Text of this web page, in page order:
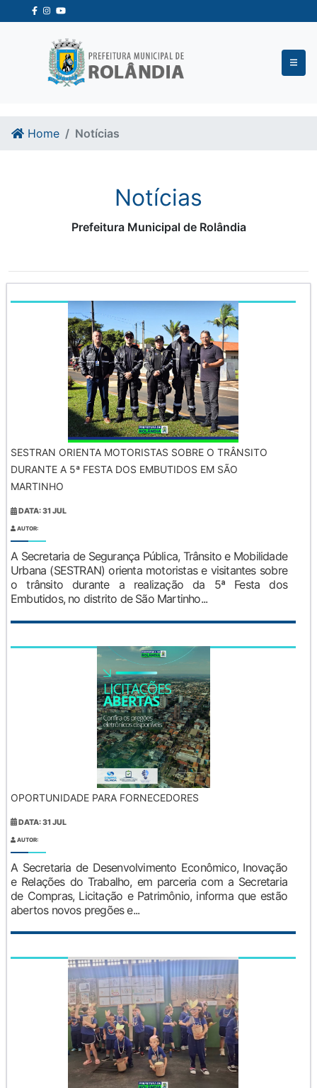
Ir para o conteudo
Ir para o fim do conteudo
Home Notícias
Notícias
Prefeitura Municipal de Rolândia
SESTRAN ORIENTA MOTORISTAS SOBRE O TRÂNSITO
DURANTE A 5ª FESTA DOS EMBUTIDOS EM SÃO
MARTINHO
DATA: 31 JUL
AUTOR:
A Secretaria de Segurança Pública, Trânsito e Mobilidade
Urbana (SESTRAN) orienta motoristas e visitantes sobre
o trânsito durante a realização da 5ª Festa dos
Embutidos, no distrito de São Martinho...
OPORTUNIDADE PARA FORNECEDORES
DATA: 31 JUL
AUTOR:
A Secretaria de Desenvolvimento Econômico, Inovação
e Relações do Trabalho, em parceria com a Secretaria
de Compras, Licitação e Patrimônio, informa que estão
abertos novos pregões e...